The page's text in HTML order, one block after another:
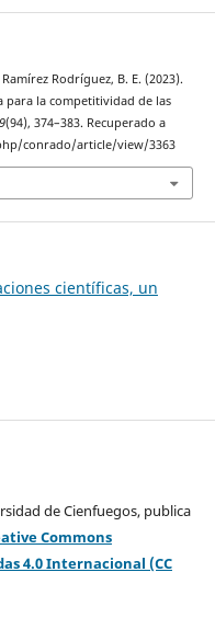
Rodríguez, B. E. (2023).
para la competitividad de las
(94), 374–383. Recuperado a
conrado/article/view/3363
científicas, un
de Cienfuegos, publica
Commons
4.0 Internacional (CC